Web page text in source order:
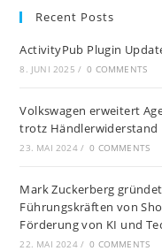
Recent Posts
ActivityPub Plugin
8. JUNI 2025 / 0 COMMENTS
Volkswagen erweitert
trotz Händlerwiderstand
23. MAI 2024 / 0 COMMENTS
Mark Zuckerberg
Führungskräften von
Förderung von KI und
22. MAI 2024 / 0 COMMENTS